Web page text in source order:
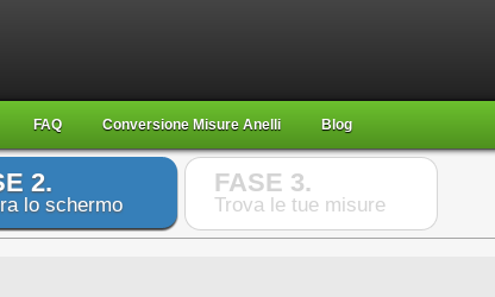
FAQ Conversione Misure Anelli Blog
2.
lo schermo
FASE 3.
Trova le tue misure